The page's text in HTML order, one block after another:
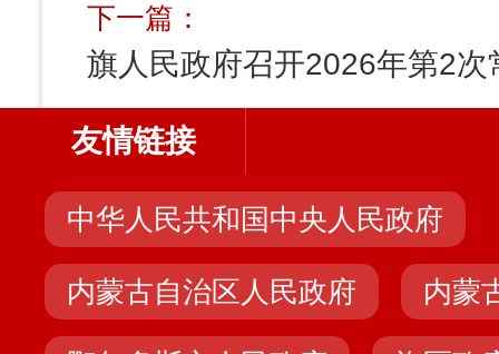
下一篇：
旗人民政府召开2026年第2次
友情链接
中华人民共和国中央人民政府
内蒙古自治区人民政府 内蒙